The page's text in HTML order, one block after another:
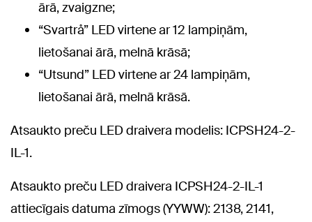
ārā, zvaigzne;
“Svartrå” LED virtene ar 12 lampiņām,
lietošanai ārā, melnā krāsā;
“Utsund” LED virtene ar 24 lampiņām,
lietošanai ārā, melnā krāsā.
Atsaukto preču LED draivera modelis: ICPSH24-2-
IL-1.
Atsaukto preču LED draivera ICPSH24-2-IL-1
attiecīgais datuma zīmogs (YYWW): 2138, 2141,